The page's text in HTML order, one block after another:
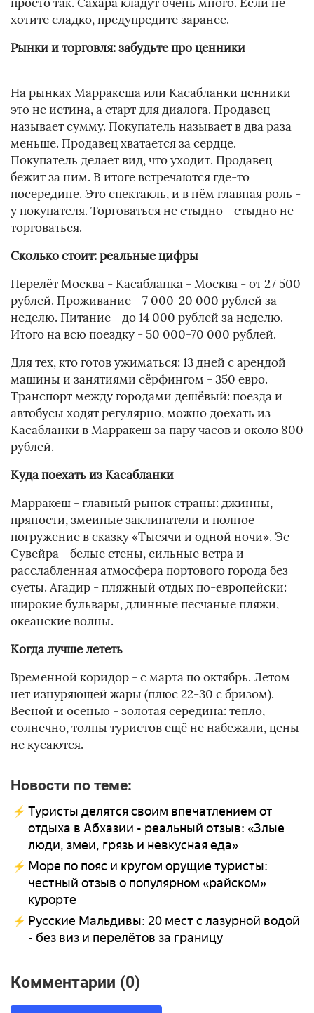
хотите сладко, предупредите заранее.
Рынки и торговля: забудьте про ценники
На рынках Марракеша или Касабланки ценники -
это не истина, а старт для диалога. Продавец
называет сумму. Покупатель называет в два раза
меньше. Продавец хватается за сердце.
Покупатель делает вид, что уходит. Продавец
бежит за ним. В итоге встречаются где-то
посередине. Это спектакль, и в нём главная роль -
у покупателя. Торговаться не стыдно - стыдно не
торговаться.
Сколько стоит: реальные цифры
Перелёт Москва - Касабланка - Москва - от 27 500
рублей. Проживание - 7 000-20 000 рублей за
неделю. Питание - до 14 000 рублей за неделю.
Итого на всю поездку - 50 000-70 000 рублей.
Для тех, кто готов ужиматься: 13 дней с арендой
машины и занятиями сёрфингом - 350 евро.
Транспорт между городами дешёвый: поезда и
автобусы ходят регулярно, можно доехать из
Касабланки в Марракеш за пару часов и около 800
рублей.
Куда поехать из Касабланки
Марракеш - главный рынок страны: джинны,
пряности, змеиные заклинатели и полное
погружение в сказку «Тысячи и одной ночи». Эс-
Сувейра - белые стены, сильные ветра и
расслабленная атмосфера портового города без
суеты. Агадир - пляжный отдых по-европейски:
широкие бульвары, длинные песчаные пляжи,
океанские волны.
Когда лучше лететь
Временной коридор - с марта по октябрь. Летом
нет изнуряющей жары (плюс 22-30 с бризом).
Весной и осенью - золотая середина: тепло,
солнечно, толпы туристов ещё не набежали, цены
не кусаются.
Новости по теме:
Туристы делятся своим впечатлением от
отдыха в Абхазии - реальный отзыв: «Злые
люди, змеи, грязь и невкусная еда»
Море по пояс и кругом орущие туристы:
честный отзыв о популярном «райском»
курорте
Русские Мальдивы: 20 мест с лазурной водой
- без виз и перелётов за границу
Комментарии (0)